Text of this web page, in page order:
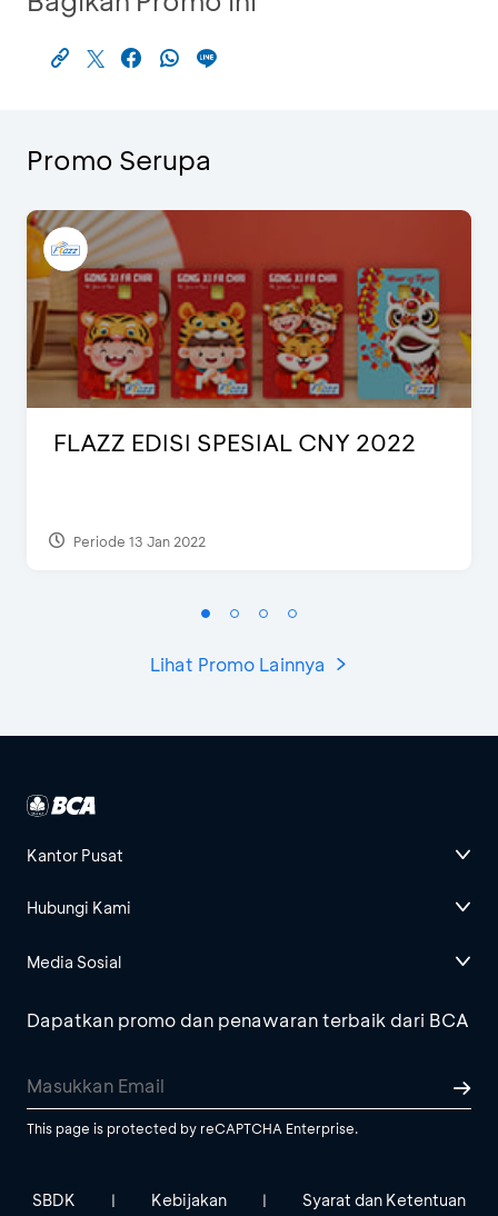
Promo Serupa
FLAZZ EDISI SPESIAL CNY 2022
Periode 13 Jan 2022
Lihat Promo Lainnya
Kantor Pusat
Hubungi Kami
Media Sosial
Dapatkan promo dan penawaran terbaik dari BCA
This page is protected by reCAPTCHA Enterprise.
SBDK | Kebijakan | Syarat dan Ketentuan